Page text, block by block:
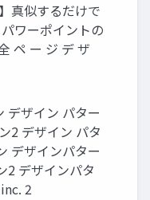
真似するだけで
ワーポイントの
ペ ー ジ デ ザ
デザイン パター
2 デザイン パタ
デザインパター
2 デザインパタ
2